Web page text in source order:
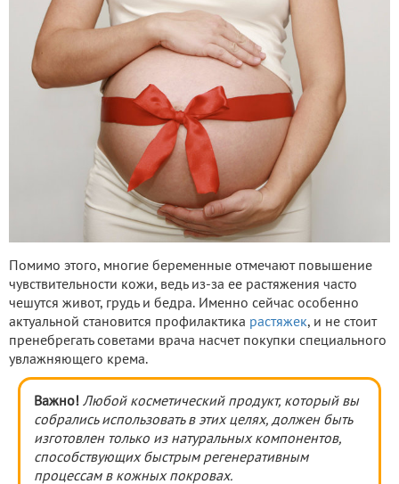
Помимо этого, многие беременные отмечают повышение
чувствительности кожи, ведь из-за ее растяжения часто
чешутся живот, грудь и бедра. Именно сейчас особенно
актуальной становится профилактика растяжек, и не стоит
пренебрегать советами врача насчет покупки специального
увлажняющего крема.
Важно! Любой косметический продукт, который вы
собрались использовать в этих целях, должен быть
изготовлен только из натуральных компонентов,
способствующих быстрым регенеративным
процессам в кожных покровах.